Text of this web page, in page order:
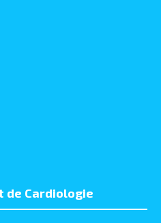
de Cardiologie